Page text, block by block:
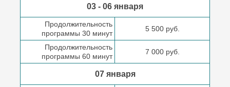
03 - 06 января
Продолжительность
программы 30 минут
5 500 руб.
Продолжительность
программы 60 минут
7 000 руб.
07 января